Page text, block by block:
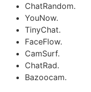
ChatRandom.
YouNow.
TinyChat.
FaceFlow.
CamSurf.
ChatRad.
Bazoocam.